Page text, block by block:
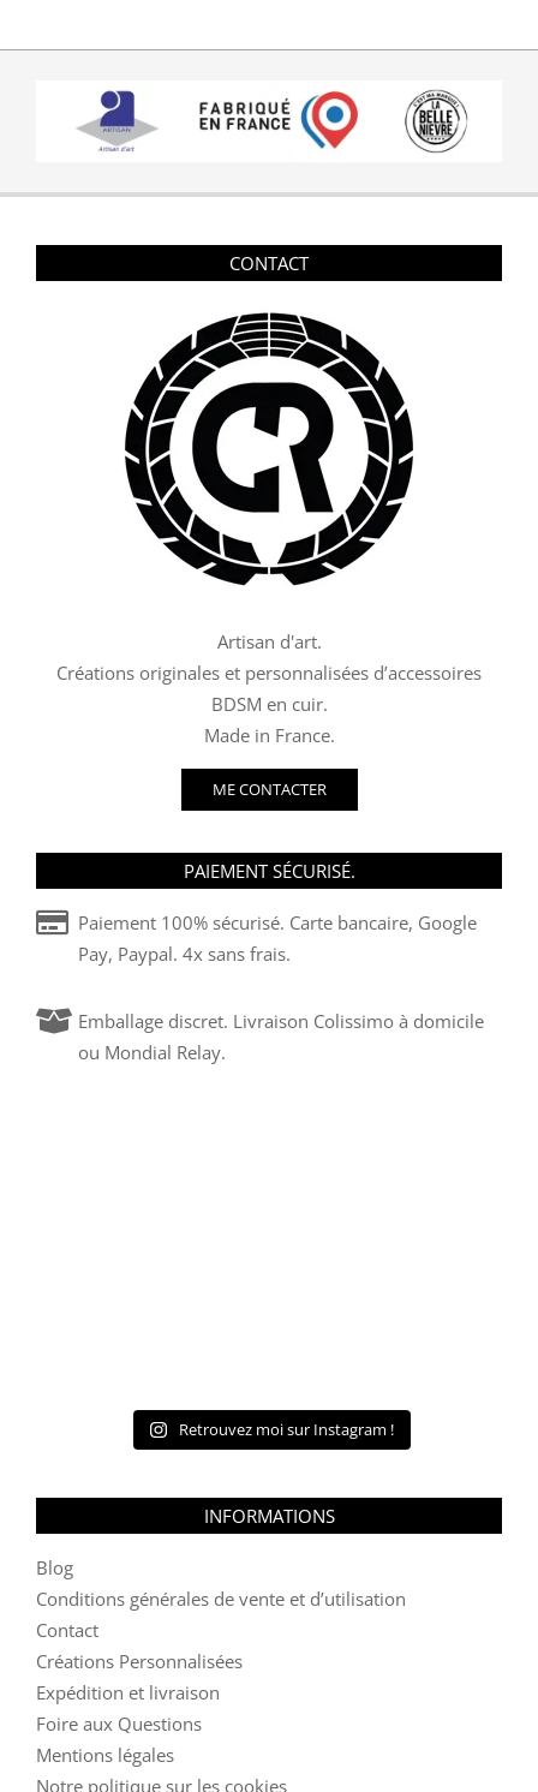
CONTACT
Artisan d'art.
Créations originales et personnalisées d’accessoires
BDSM en cuir.
Made in France.
ME CONTACTER
PAIEMENT SÉCURISÉ.
Paiement 100% sécurisé. Carte bancaire, Google
Pay, Paypal. 4x sans frais.
Emballage discret. Livraison Colissimo à domicile
ou Mondial Relay.
Retrouvez moi sur Instagram !
INFORMATIONS
Blog
Conditions générales de vente et d’utilisation
Contact
Créations Personnalisées
Expédition et livraison
Foire aux Questions
Mentions légales
Notre politique sur les cookies